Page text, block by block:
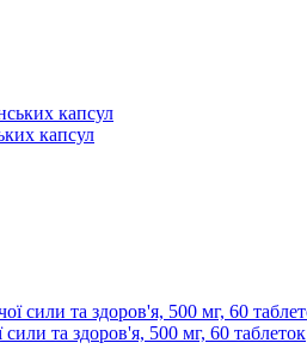
капсул
та здоров'я, 500 мг, 60 таблеток